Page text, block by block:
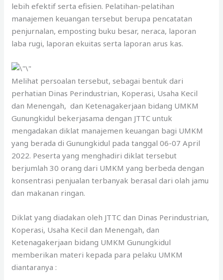
lebih efektif serta efisien. Pelatihan-pelatihan
manajemen keuangan tersebut berupa pencatatan
penjurnalan, emposting buku besar, neraca, laporan
laba rugi, laporan ekuitas serta laporan arus kas.
Melihat persoalan tersebut, sebagai bentuk dari
perhatian Dinas Perindustrian, Koperasi, Usaha Kecil
dan Menengah, dan Ketenagakerjaan bidang UMKM
Gunungkidul bekerjasama dengan JTTC untuk
mengadakan diklat manajemen keuangan bagi UMKM
yang berada di Gunungkidul pada tanggal 06-07 April
2022. Peserta yang menghadiri diklat tersebut
berjumlah 30 orang dari UMKM yang berbeda dengan
konsentrasi penjualan terbanyak berasal dari olah jamu
dan makanan ringan.
Diklat yang diadakan oleh JTTC dan Dinas Perindustrian,
Koperasi, Usaha Kecil dan Menengah, dan
Ketenagakerjaan bidang UMKM Gunungkidul
memberikan materi kepada para pelaku UMKM
diantaranya :